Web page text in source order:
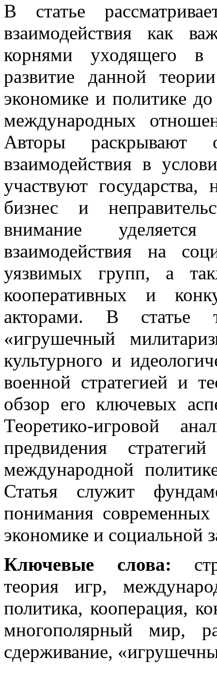
В статье
взаимодействия как
корнями уходящего в
развитие данной
экономике и политике
международных
Авторы раскрывают
взаимодействия в
участвуют государства,
бизнес и
внимание уделяется
взаимодействия на
уязвимых групп, а
кооперативных и
акторами. В статье
«игрушечный
культурного и
военной стратегией и
обзор его ключевых
Теоретико-игровой
предвидения
международной
Статья служит
понимания
экономике и социальной
Ключевые слова:
теория игр,
политика, кооперация,
многополярный мир,
сдерживание,